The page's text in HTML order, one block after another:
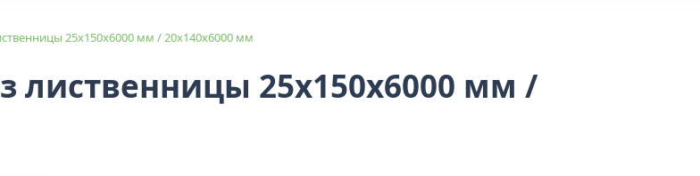
25x150x6000 мм / 20x140x6000 мм
лиственницы 25x150x6000 мм /